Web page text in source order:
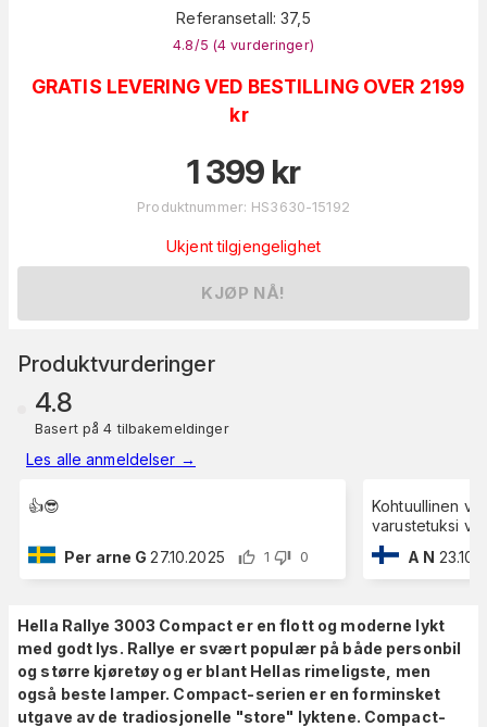
Referansetall: 37,5
4.8 /5 (4 vurderinger)
GRATIS LEVERING VED BESTILLING OVER 2199
kr
1 399 kr
Produktnummer: HS3630-15192
Ukjent tilgjengelighet
KJØP NÅ!
Produktvurderinger
4.8
Basert på 4 tilbakemeldinger
Les alle anmeldelser →
👍😎
Per arne G 27.10.2025 1 0
Kohtuullinen
varustetuksi
A N
Hella Rallye 3003 Compact er en flott og moderne lykt
med godt lys. Rallye er svært populær på både personbil
og større kjøretøy og er blant Hellas rimeligste, men
også beste lamper. Compact-serien er en forminsket
utgave av de tradiosjonelle "store" lyktene. Compact-